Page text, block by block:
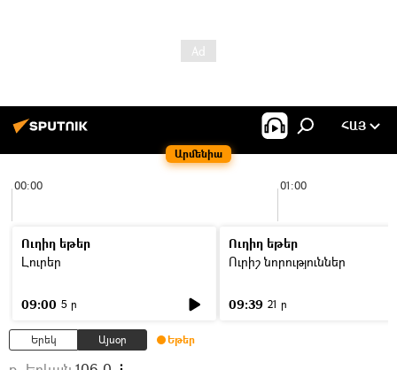
Արմենիա
ՀԱՅ
00:00 01:00
Ուղիղ եթեր
Լուրեր
09:00 5 ր
Ուղիղ եթեր
Ուրիշ նորություններ
09:39 21 ր
Երեկ Այսօր Եթեր